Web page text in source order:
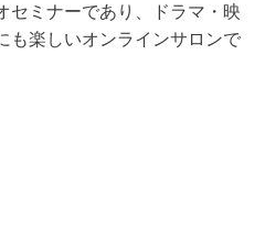
セミナーであり、ドラマ・映
も楽しいオンラインサロンで